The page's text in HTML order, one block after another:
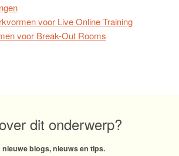
voor Live Online Training
voor Break-Out Rooms
dit onderwerp?
blogs, nieuws en tips.